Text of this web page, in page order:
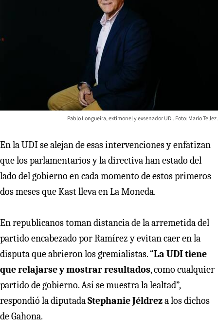
Pablo Longueira, extimonel y exsenador UDI. Foto: Mario Tellez.
En la UDI se alejan de esas intervenciones y enfatizan
que los parlamentarios y la directiva han estado del
lado del gobierno en cada momento de estos primeros
dos meses que Kast lleva en La Moneda.
En republicanos toman distancia de la arremetida del
partido encabezado por Ramírez y evitan caer en la
disputa que abrieron los gremialistas. “La UDI tiene
que relajarse y mostrar resultados, como cualquier
partido de gobierno. Así se muestra la lealtad”,
respondió la diputadaStephanie Jéldreza los dichos
de Gahona.